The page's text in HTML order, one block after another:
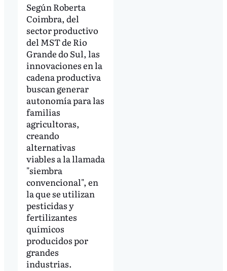
Según Roberta
Coimbra, del
sector productivo
del MST de Rio
Grande do Sul, las
innovaciones en la
cadena productiva
buscan generar
autonomía para las
familias
agricultoras,
creando
alternativas
viables a la llamada
"siembra
convencional", en
la que se utilizan
pesticidas y
fertilizantes
químicos
producidos por
grandes
industrias.